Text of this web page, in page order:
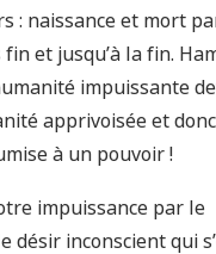
: naissance et mort
fin et jusqu’à la fin.
impuissante
apprivoisée et donc
à un pouvoir !
impuissance par le
désir inconscient qui